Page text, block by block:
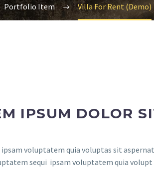
Portfolio Item Villa For Rent (Demo)
IPSUM DOLOR
voluptatem quia voluptas sit
sequi ipsam voluptatem quia